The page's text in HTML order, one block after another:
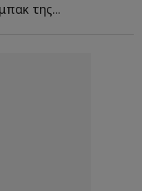
της...